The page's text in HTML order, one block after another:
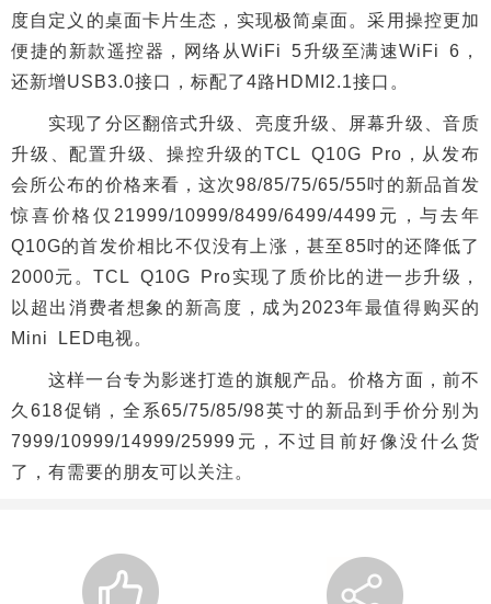
度自定义的桌面卡片生态，实现极简桌面。采用操控更加
便捷的新款遥控器，网络从WiFi 5升级至满速WiFi 6，
还新增USB3.0接口，标配了4路HDMI2.1接口。
实现了分区翻倍式升级、亮度升级、屏幕升级、音质
升级、配置升级、操控升级的TCL Q10G Pro，从发布
会所公布的价格来看，这次98/85/75/65/55吋的新品首发
惊喜价格仅21999/10999/8499/6499/4499元，与去年
Q10G的首发价相比不仅没有上涨，甚至85吋的还降低了
2000元。TCL Q10G Pro实现了质价比的进一步升级，
以超出消费者想象的新高度，成为2023年最值得购买的
Mini LED电视。
这样一台专为影迷打造的旗舰产品。价格方面，前不
久618促销，全系65/75/85/98英寸的新品到手价分别为
7999/10999/14999/25999元，不过目前好像没什么货
了，有需要的朋友可以关注。